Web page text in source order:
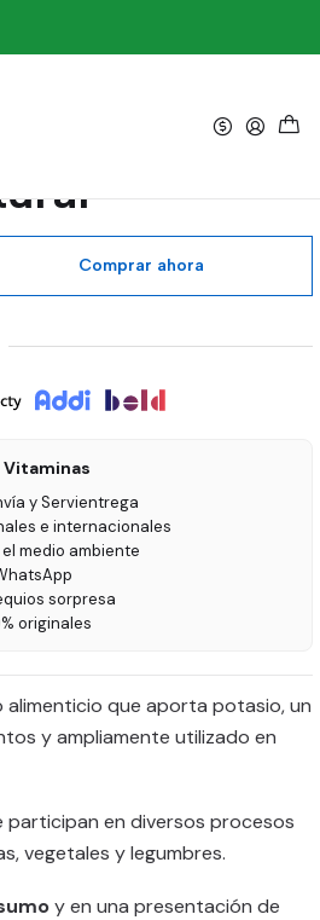
Cápsulas
Comprar ahora
y Servientrega
e internacionales
medio ambiente
sorpresa
originales
alimenticio que aporta potasio, un
y ampliamente utilizado en
participan en diversos procesos
vegetales y legumbres.
y en una presentación de